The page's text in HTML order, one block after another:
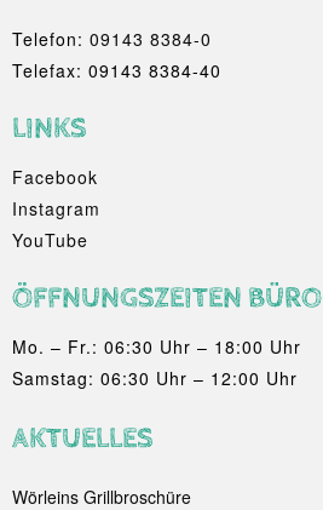
Telefon: 09143 8384-0
Telefax: 09143 8384-40
LINKS
Facebook
Instagram
YouTube
ÖFFNUNGSZEITEN BÜRO
Mo. – Fr.: 06:30 Uhr – 18:00 Uhr
Samstag: 06:30 Uhr – 12:00 Uhr
AKTUELLES
Wörleins Grillbroschüre